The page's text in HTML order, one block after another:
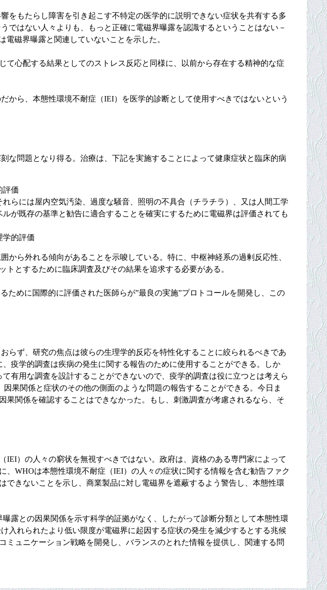
もたらし障害を引き起こす不特定の医学的に説明できない症状を共有する多
ではない人々よりも、もっと正確に電磁界曝露を認識するということはない－
電磁界曝露と関連していないことを示した。
心配する結果としてのストレス反応と同様に、以前から存在する精神的な症
ら、本態性環境不耐症（IEI）を医学的診断として使用すべきではないという
な問題となり得る。治療は、下記を実施することによって健康症状と臨床的病
評価
らには屋内空気汚染、過度な騒音、照明の不具合（チラチラ）、又は人間工学
が既存の基準と勧告に適合することを確実にするために電磁界は評価されても
学的評価
ら外れる傾向があることを示唆している。特に、中枢神経系の過剰反応性、
とするために臨床調査及びその結果を追求する必要がある。
めに国際的に評価された医師らが”最良の実施”プロトコールを開発し、この
ず、研究の焦点は彼らの生理学的反応を特性化することに絞られるべきであ
疫学的調査は疾病の発生に関する報告のために使用することができる。しか
有用な調査を設計することができないので、疫学的調査は役に立つとは考えら
果関係と症状のその他の側面のような問題の報告することができる。今日ま
関係を確認することはできなかった。もし、刺激調査が考慮されるなら、そ
）の人々の窮状を無視すべきではない。政府は、資格のある専門家によって
WHOは本態性環境不耐症（IEI）の人々の症状に関する情報を含む勧告ファク
きないことを示し、商業製品に対し電磁界を遮蔽するよう警告し、本態性環
露との因果関係を示す科学的証拠がなく、したがって診断分類として本態性環
入れられたより低い限度が電磁界に起因する症状の発生を減少するとする兆候
ュニケーション戦略を開発し、バランスのとれた情報を提供し、関連する問